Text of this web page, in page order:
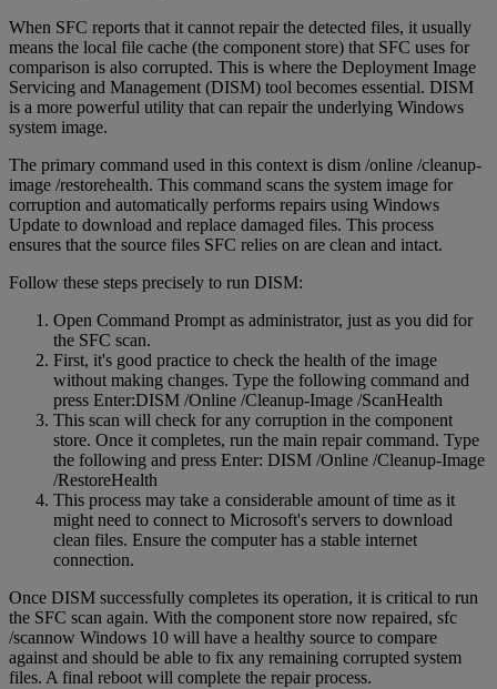
When SFC reports that it cannot repair the detected files, it usually
means the local file cache (the component store) that SFC uses for
comparison is also corrupted. This is where the Deployment Image
Servicing and Management (DISM) tool becomes essential. DISM
is a more powerful utility that can repair the underlying Windows
system image.
The primary command used in this context is dism /online /cleanup-
image /restorehealth. This command scans the system image for
corruption and automatically performs repairs using Windows
Update to download and replace damaged files. This process
ensures that the source files SFC relies on are clean and intact.
Follow these steps precisely to run DISM:
Open Command Prompt as administrator, just as you did for
the SFC scan.
First, it's good practice to check the health of the image
without making changes. Type the following command and
press Enter:DISM /Online /Cleanup-Image /ScanHealth
This scan will check for any corruption in the component
store. Once it completes, run the main repair command. Type
the following and press Enter: DISM /Online /Cleanup-Image
/RestoreHealth
This process may take a considerable amount of time as it
might need to connect to Microsoft's servers to download
clean files. Ensure the computer has a stable internet
connection.
Once DISM successfully completes its operation, it is critical to run
the SFC scan again. With the component store now repaired, sfc
/scannow Windows 10 will have a healthy source to compare
against and should be able to fix any remaining corrupted system
files. A final reboot will complete the repair process.